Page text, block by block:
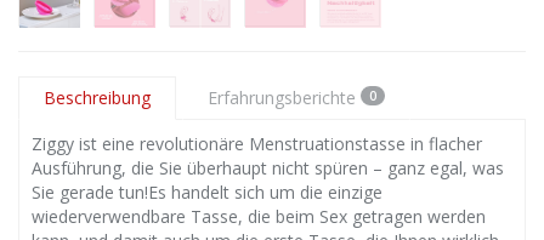
Beschreibung Erfahrungsberichte 0
Ziggy ist eine revolutionäre Menstruationstasse in flacher
Ausführung, die Sie überhaupt nicht spüren – ganz egal, was
Sie gerade tun!Es handelt sich um die einzige
wiederverwendbare Tasse, die beim Sex getragen werden